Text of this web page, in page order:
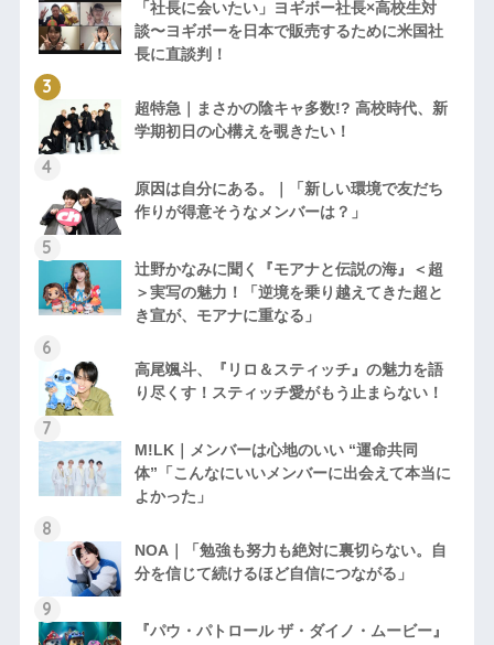
「社長に会いたい」ヨギボー社長×高校生対
談〜ヨギボーを日本で販売するために米国社
長に直談判！
超特急｜まさかの陰キャ多数!? 高校時代、新
学期初日の心構えを覗きたい！
原因は自分にある。｜「新しい環境で友だち
作りが得意そうなメンバーは？」
辻野かなみに聞く『モアナと伝説の海』＜超
＞実写の魅力！「逆境を乗り越えてきた超と
き宣が、モアナに重なる」
高尾颯斗、『リロ＆スティッチ』の魅力を語
り尽くす！スティッチ愛がもう止まらない！
M!LK｜メンバーは心地のいい “運命共同
体”「こんなにいいメンバーに出会えて本当に
よかった」
NOA｜「勉強も努力も絶対に裏切らない。自
分を信じて続けるほど自信につながる」
『パウ・パトロール ザ・ダイノ・ムービー』